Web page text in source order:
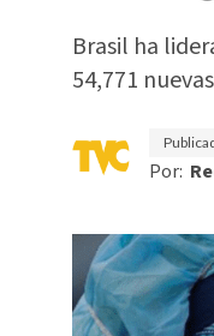
Brasil ha
54,771
Por: